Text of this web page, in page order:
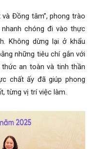
Đồng tâm”, phong trào
chóng đi vào thực
Không dừng lại ở khẩu
những tiêu chí gắn với
an toàn và tinh thần
chất ấy đã giúp phong
từng vị trí việc làm.